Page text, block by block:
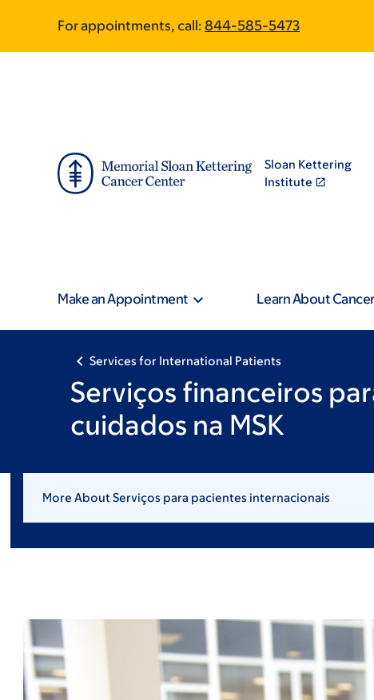
main
footer
For appointments, call: 844-585-5473
Sloan Kettering
Institute
Make an Appointment Learn About
Services for International Patients
Serviços financeiros
cuidados na MSK
More About Serviços para pacientes internacionais